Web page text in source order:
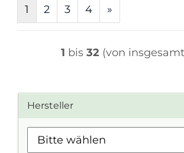
1 2 3 4 »
1 bis 32 (von insgesamt
Hersteller